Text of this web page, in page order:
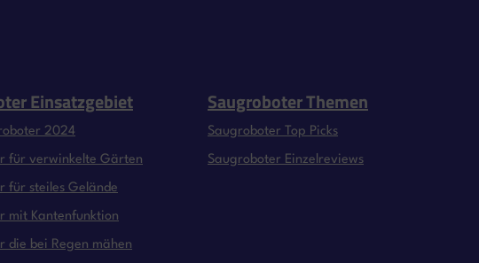
Einsatzgebiet
2024
für verwinkelte Gärten
für steiles Gelände
mit Kantenfunktion
die bei Regen mähen
Saugroboter Themen
Saugroboter Top Picks
Saugroboter Einzelreviews